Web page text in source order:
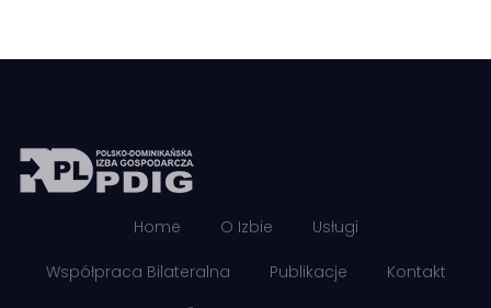
Home O Izbie Usługi
Współpraca Bilateralna Publikacje Kontakt